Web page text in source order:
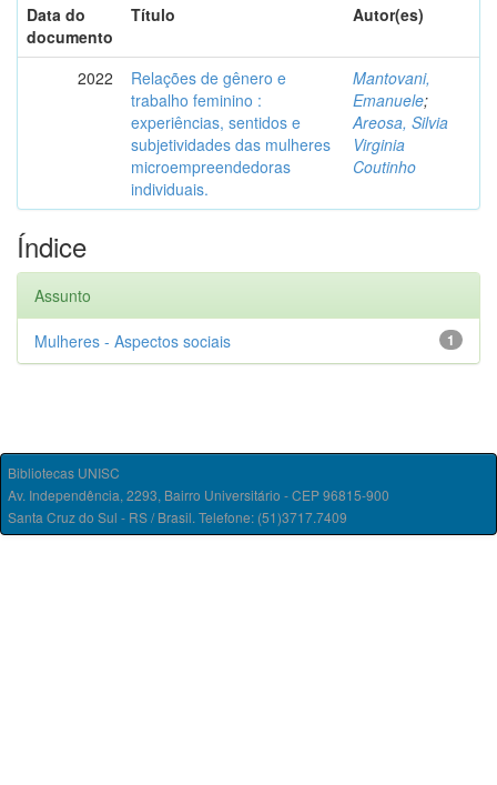
Data do
documento
Título Autor(es)
2022
Relações de gênero e
trabalho feminino :
experiências, sentidos e
subjetividades das mulheres
microempreendedoras
individuais.
Mantovani,
Emanuele;
Areosa, Silvia
Virginia
Coutinho
Índice
Assunto
1
Mulheres - Aspectos sociais
Bibliotecas UNISC
Av. Independência, 2293, Bairro Universitário - CEP 96815-900
Santa Cruz do Sul - RS / Brasil. Telefone: (51)3717.7409